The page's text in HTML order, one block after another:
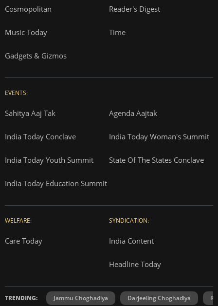
Cosmopolitan Reader's Digest
Music Today Time
Gadgets & Gizmos
EVENTS:
Sahitya Aaj Tak Agenda Aajtak
India Today Conclave India Today Woman's Summit
India Today Youth Summit State Of The States Conclave
India Today Education Summit
WELFARE:
Care Today
SYNDICATION:
India Content
Headline Today
TRENDING: Jammu Choghadiya Darjeeling Choghadiya